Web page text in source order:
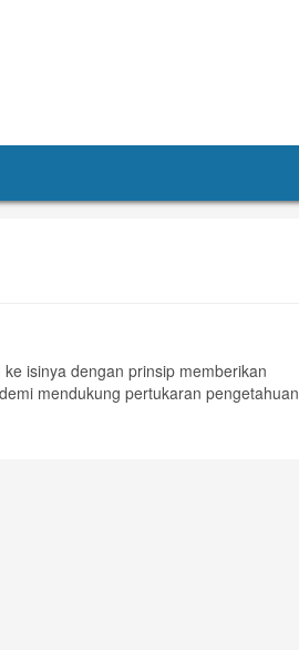
isinya dengan prinsip memberikan
mendukung pertukaran pengetahuan